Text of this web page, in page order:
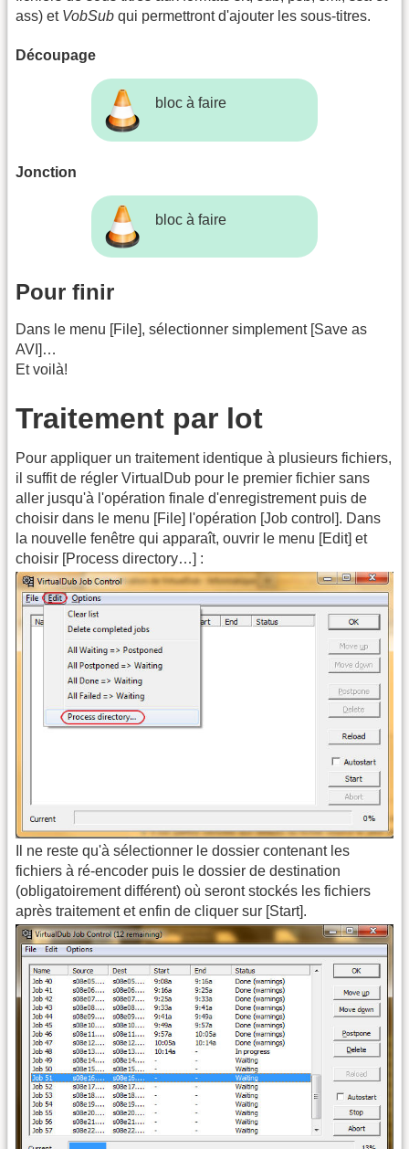
ass) et VobSub qui permettront d'ajouter les sous-titres.
Découpage
bloc à faire
Jonction
bloc à faire
Pour finir
Dans le menu [File], sélectionner simplement [Save as
AVI]…
Et voilà!
Traitement par lot
Pour appliquer un traitement identique à plusieurs fichiers,
il suffit de régler VirtualDub pour le premier fichier sans
aller jusqu'à l'opération finale d'enregistrement puis de
choisir dans le menu [File] l'opération [Job control]. Dans
la nouvelle fenêtre qui apparaît, ouvrir le menu [Edit] et
choisir [Process directory…] :
Il ne reste qu'à sélectionner le dossier contenant les
fichiers à ré-encoder puis le dossier de destination
(obligatoirement différent) où seront stockés les fichiers
après traitement et enfin de cliquer sur [Start].